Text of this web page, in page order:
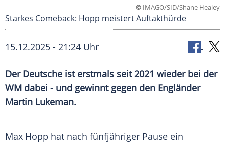
© IMAGO/SID/Shane Healey
Starkes Comeback: Hopp meistert Auftakthürde
15.12.2025 - 21:24 Uhr
Der Deutsche ist erstmals seit 2021 wieder bei der
WM dabei - und gewinnt gegen den Engländer
Martin Lukeman.
Max Hopp hat nach fünfjähriger Pause ein